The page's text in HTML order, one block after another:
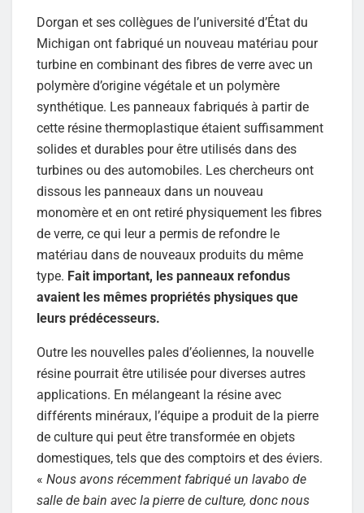
Dorgan et ses collègues de l’université d’État du
Michigan ont fabriqué un nouveau matériau pour
turbine en combinant des fibres de verre avec un
polymère d’origine végétale et un polymère
synthétique. Les panneaux fabriqués à partir de
cette résine thermoplastique étaient suffisamment
solides et durables pour être utilisés dans des
turbines ou des automobiles. Les chercheurs ont
dissous les panneaux dans un nouveau
monomère et en ont retiré physiquement les fibres
de verre, ce qui leur a permis de refondre le
matériau dans de nouveaux produits du même
type. Fait important, les panneaux refondus
avaient les mêmes propriétés physiques que
leurs prédécesseurs.
Outre les nouvelles pales d’éoliennes, la nouvelle
résine pourrait être utilisée pour diverses autres
applications. En mélangeant la résine avec
différents minéraux, l’équipe a produit de la pierre
de culture qui peut être transformée en objets
domestiques, tels que des comptoirs et des éviers.
« Nous avons récemment fabriqué un lavabo de
salle de bain avec la pierre de culture, donc nous